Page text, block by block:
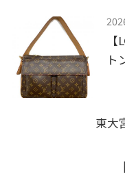
ト
東大